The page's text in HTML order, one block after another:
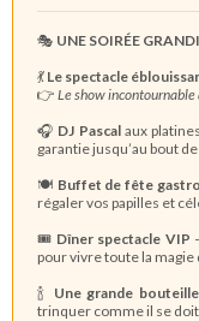
🎭 UNE SOIRÉE
💃 Le spectacle
👉 Le show
🎧 DJ Pascalaux
garantie jusqu’au bout
🍽️ Buffet de fête
régaler vos papilles et
🎟️ Dîner spectacle VIP
pour vivre toute la magie
🍾 Une grande
trinquer comme il se